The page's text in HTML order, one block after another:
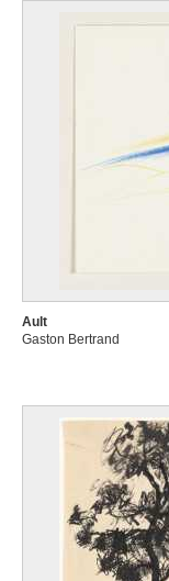
Ault
Gaston Bertrand